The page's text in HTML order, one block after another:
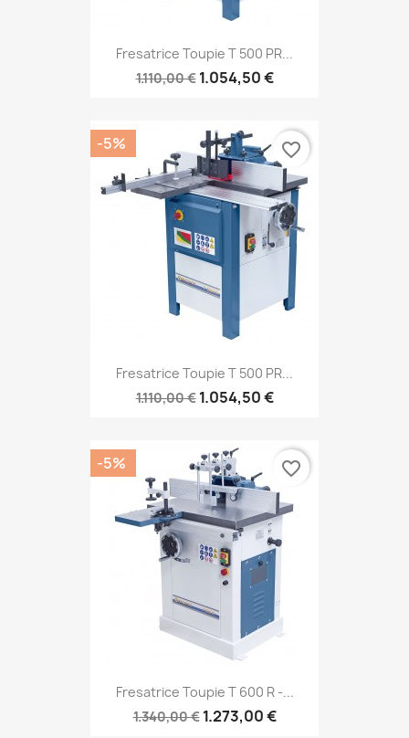
Fresatrice Toupie T 500 PR...
1.110,00 € 1.054,50 €
Fresatrice Toupie T 500 PR...
1.110,00 € 1.054,50 €
-5% favorite_border
Fresatrice Toupie T 600 R -...
1.340,00 € 1.273,00 €
-5% favorite_border